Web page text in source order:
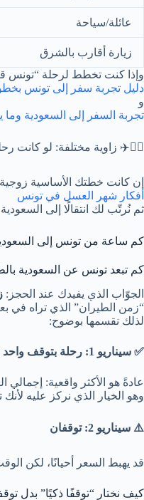
عائلة/سياحة
زيارة أقارب بالشرق
وإذا كنت تخطط لرحلة “تونس
دليل تجربة سفر إلى تونس
و
تجربة السفر إلى السعودية وما
👰‍♀️✈️ زاوية مختلفة: لو كانت
إن كانت خطتك الأساسية زوجية
أفكار شهر العسل في تونس
ثم نُرتّب لك انتقالًا إلى
كم ساعة من تونس إلى
كم تبعد تونس عن السعودية
الجوّاب الذي يفيدك عند الحجز:
“زمن الطيران” الذي تراه في
لذلك نقسمها بوضوح:
✅ سيناريو 1: رحلة بتوقف واحد ذكي
عادةً هو الأكثر واقعية: إجمالي
وهو الخيار الذي نركز عليه
⚠️ سيناريو 2: توقفان
قد يهبط السعر أحيانًا، لكن
كيف نختار “توقفًا ذكيًا” بدل